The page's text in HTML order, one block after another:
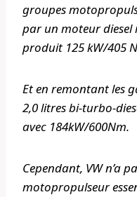
groupes
par un moteur
produit 125 kW/405
Et en remontant les
2,0 litres bi-turbo-
avec 184kW/600Nm.
Cependant, VW n’a
motopropulseur